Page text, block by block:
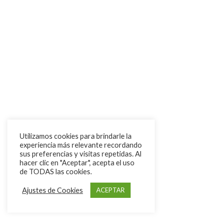
Utilizamos cookies para brindarle la
experiencia más relevante recordando
sus preferencias y visitas repetidas. Al
hacer clic en "Aceptar", acepta el uso
de TODAS las cookies.
Ajustes de Cookies ACEPTAR